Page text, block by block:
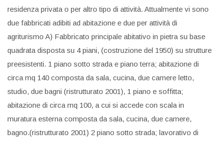
residenza privata o per altro tipo di attività. Attualmente vi sono
due fabbricati adibiti ad abitazione e due per attività di
agriturismo A) Fabbricato principale abitativo in pietra su base
quadrata disposta su 4 piani, (costruzione del 1950) su strutture
preesistenti. 1 piano sotto strada e piano terra; abitazione di
circa mq 140 composta da sala, cucina, due camere letto,
studio, due bagni (ristrutturato 2001), 1 piano e soffitta;
abitazione di circa mq 100, a cui si accede con scala in
muratura esterna composta da sala, cucina, due camere,
bagno.(ristrutturato 2001) 2 piano sotto strada; lavorativo di